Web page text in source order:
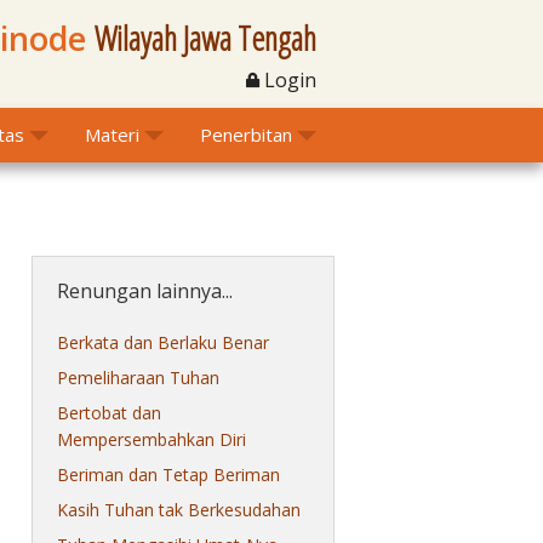
Wilayah Jawa Tengah
Login
Materi Penerbitan
Renungan lainnya...
Berkata dan Berlaku Benar
Pemeliharaan Tuhan
Bertobat dan
Mempersembahkan Diri
Beriman dan Tetap Beriman
Kasih Tuhan tak Berkesudahan